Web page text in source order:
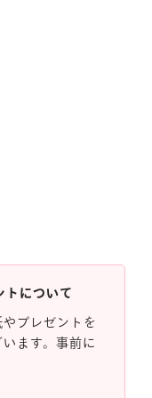
トについて
プレゼントを
ます。事前に